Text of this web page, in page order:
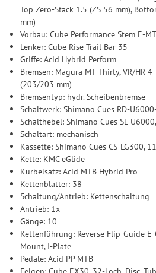
Top Zero-Stack 1.5 (ZS 56 mm),
mm)
Vorbau: Cube Performance Stem E-
Lenker: Cube Rise Trail Bar 35
Griffe: Acid Hybrid Perform
Bremsen: Magura MT Thirty, VR/HR
(203/203 mm)
Bremsentyp: hydr. Scheibenbremse
Schaltwerk: Shimano Cues RD-
Schalthebel: Shimano Cues SL-
Schaltart: mechanisch
Kassette: Shimano Cues CS-LG300,
Kette: KMC eGlide
Kurbelsatz: Acid MTB Hybrid Pro
Kettenblätter: 38
Schaltung/Antrieb: Kettenschaltung
Antrieb: 1x
Gänge: 10
Kettenführung: Reverse Flip-Guide
Mount, I-Plate
Pedale: Acid PP MTB
Felgen: Cube EX30, 32-Loch, Disc,